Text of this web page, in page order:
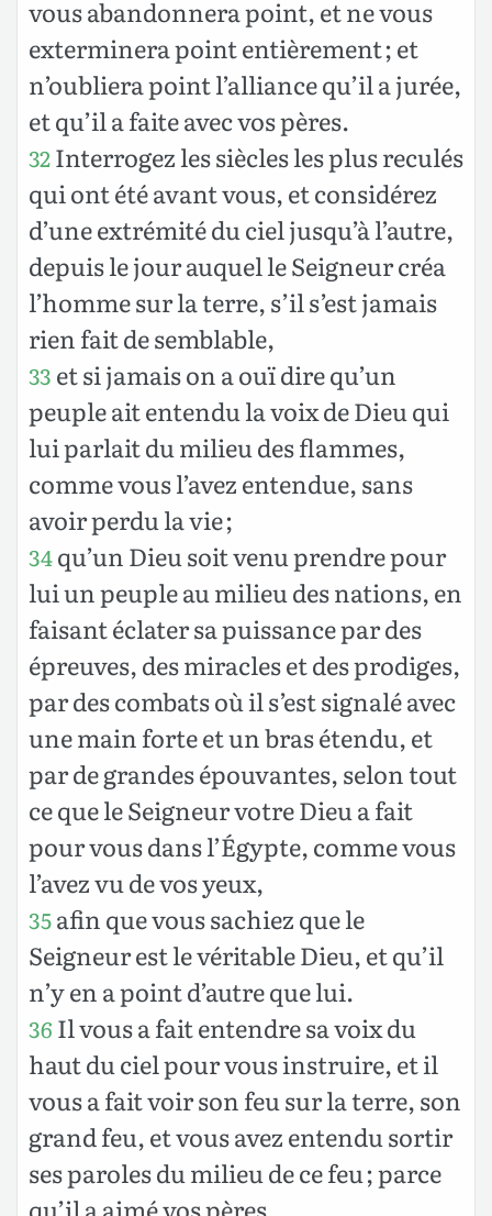
vous abandonnera point, et ne vous
exterminera point entièrement ; et
n’oubliera point l’alliance qu’il a jurée,
et qu’il a faite avec vos pères.
32Interrogez les siècles les plus reculés
qui ont été avant vous, et considérez
d’une extrémité du ciel jusqu’à l’autre,
depuis le jour auquel le Seigneur créa
l’homme sur la terre, s’il s’est jamais
rien fait de semblable,
33 et si jamais on a ouï dire qu’un
peuple ait entendu la voix de Dieu qui
lui parlait du milieu des flammes,
comme vous l’avez entendue, sans
avoir perdu la vie ;
34qu’un Dieu soit venu prendre pour
lui un peuple au milieu des nations, en
faisant éclater sa puissance par des
épreuves, des miracles et des prodiges,
par des combats où il s’est signalé avec
une main forte et un bras étendu, et
par de grandes épouvantes, selon tout
ce que le Seigneur votre Dieu a fait
pour vous dans l’Égypte, comme vous
l’avez vu de vos yeux,
35afin que vous sachiez que le
Seigneur est le véritable Dieu, et qu’il
n’y en a point d’autre que lui.
36 Il vous a fait entendre sa voix du
haut du ciel pour vous instruire, et il
vous a fait voir son feu sur la terre, son
grand feu, et vous avez entendu sortir
ses paroles du milieu de ce feu ; parce
qu’il a aimé vos pères,